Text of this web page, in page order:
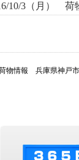
10/3（月）
物情報 兵庫県神戸